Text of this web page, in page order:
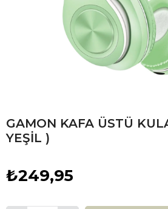
GAMON KAFA ÜSTÜ
YEŞİL )
₺249,95